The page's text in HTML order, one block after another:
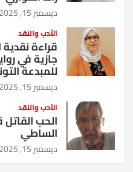
ديسمبر 15, 2025
الأدب والنقد
قراءة
جازية في
للمبدعة
ديسمبر 15, 2025
الأدب والنقد
الحب
الساطي
ديسمبر 15, 2025